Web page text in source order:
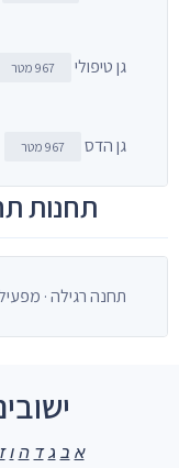
גן טיפולי 967 מטר
גן הדס 967 מטר
תחנות
תחנה רגילה · מפעילי אוטובוסים
א ב ג ד ה ו ז